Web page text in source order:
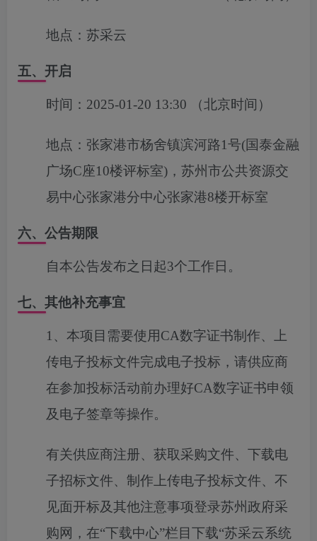
地点： 苏采云
五、开启
时间： 2025-01-20 13:30 （北京时间）
地点： 张家港市杨舍镇滨河路1号(国泰金融
广场C座10楼评标室)，苏州市公共资源交
易中心张家港分中心张家港8楼开标室
六、公告期限
自本公告发布之日起3个工作日。
七、其他补充事宜
1、本项目需要使用CA数字证书制作、上
传电子投标文件完成电子投标，请供应商
在参加投标活动前办理好CA数字证书申领
及电子签章等操作。
有关供应商注册、获取采购文件、下载电
子招标文件、制作上传电子投标文件、不
见面开标及其他注意事项登录苏州政府采
购网，在“下载中心”栏目下载“苏采云系统